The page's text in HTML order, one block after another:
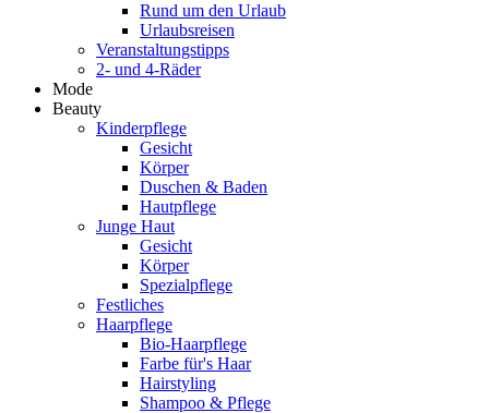
Rund um den Urlaub
Urlaubsreisen
Veranstaltungstipps
2- und 4-Räder
Mode
Beauty
Kinderpflege
Gesicht
Körper
Duschen & Baden
Hautpflege
Junge Haut
Gesicht
Körper
Spezialpflege
Festliches
Haarpflege
Bio-Haarpflege
Farbe für's Haar
Hairstyling
Shampoo & Pflege